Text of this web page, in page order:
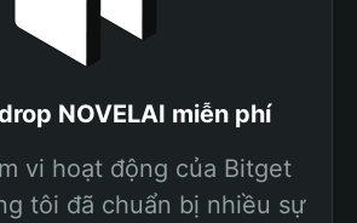
NOVELAI miễn phí
vi hoạt động của Bitget
tôi đã chuẩn bị nhiều sự